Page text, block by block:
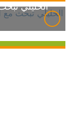
الخليلي